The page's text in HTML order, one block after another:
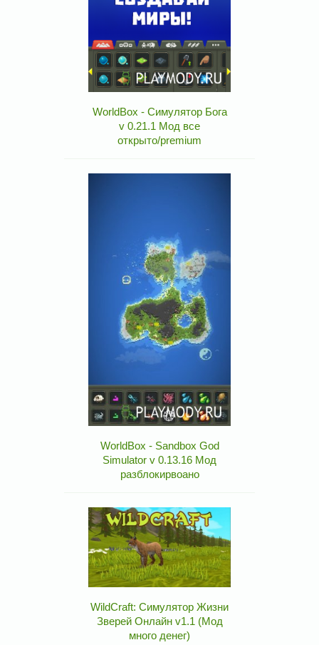
WorldBox - Симулятор Бога
v 0.21.1 Мод все
открыто/premium
WorldBox - Sandbox God
Simulator v 0.13.16 Мод
разблокирвоано
WildCraft: Симулятор Жизни
Зверей Онлайн v1.1 (Мод
много денег)